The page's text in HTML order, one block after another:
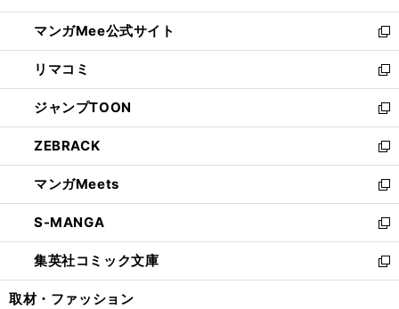
開
く
ン
ド
ウ
で
開
く
ウ
ィ
ン
ド
ウ
で
開
く
し
い
ウ
ィ
ン
ド
ウ
で
開
く
マンガMee公式サイト
新
し
い
ウ
ィ
ン
ド
ウ
で
開
く
リマコミ
新
し
い
ウ
ィ
ン
ド
ウ
で
開
く
ジャンプTOON
新
し
い
ウ
ィ
ン
ド
ウ
で
開
ZEBRACK
新
し
い
ウ
ィ
ン
ド
ウ
マンガMeets
新
し
い
ウ
ィ
ン
S-MANGA
新
し
い
ウ
集英社コミック文庫
新
し
取材・ファッション